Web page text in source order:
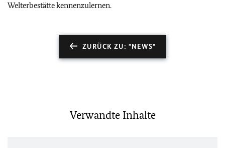
Welterbestätte kennenzulernen.
ZURÜCK ZU: "NEWS"
Verwandte Inhalte